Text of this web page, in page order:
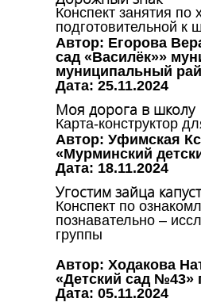
Конспект занятия по
подготовительной к
Автор: Егорова
сад «Василёк»»
муниципальный
Дата: 25.11.2024
Моя дорога в школу
Карта-конструктор
Автор: Уфимская
«Мурминский
Дата: 18.11.2024
Угостим зайца
Конспект по
познавательно –
группы
Автор: Ходакова
«Детский сад №43»
Дата: 05.11.2024